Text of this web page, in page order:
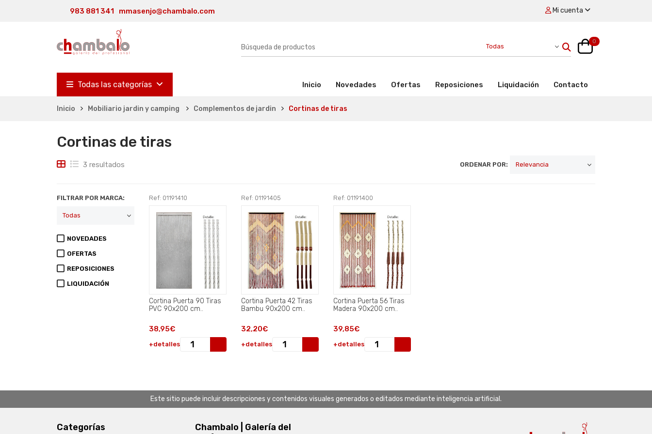
983 881 341 mmasenjo@chambalo.com Mi cuenta
0
Todas las categorías Inicio (activo)Novedades Ofertas Reposiciones Liquidación Contacto
Inicio Mobiliario jardin y camping Complementos de jardin Cortinas de tiras
Cortinas de tiras
3 resultados ORDENAR POR:
FILTRAR POR MARCA:
NOVEDADES
OFERTAS
REPOSICIONES
LIQUIDACIÓN
Ref: 01191410
Cortina Puerta 90 Tiras
PVC 90x200 cm..
38,95€
+detalles
Ref: 01191405
Cortina Puerta 42 Tiras
Bambu 90x200 cm..
32,20€
+detalles
Ref: 01191400
Cortina Puerta 56 Tiras
Madera 90x200 cm..
39,85€
+detalles
Este sitio puede incluir descripciones y contenidos visuales generados o editados mediante inteligencia artificial.
Categorías
Chambalo | Galería del